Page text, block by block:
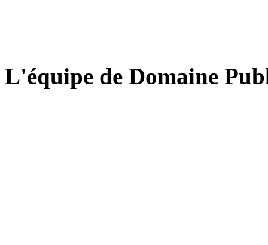
L'équipe de Domaine